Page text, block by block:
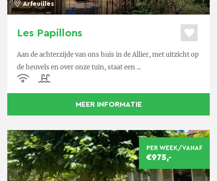
Arfeuilles
Les Papillons
Aan de achterzijde van ons huis in de Allier, met uitzicht op
de heuvels en over onze tuin, staat een ...
MEER INFORMATIE
PER WEEK/VANAF
€975,-